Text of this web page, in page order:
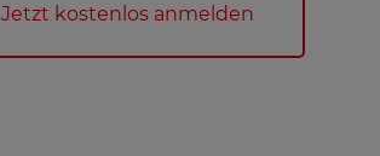
Jetzt kostenlos anmelden